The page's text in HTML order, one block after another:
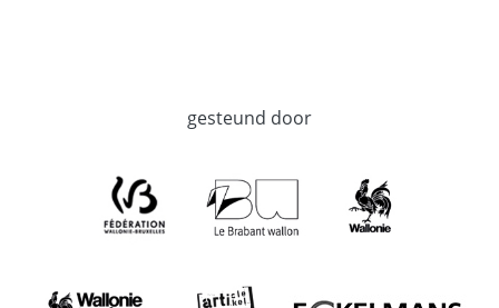
gesteund door